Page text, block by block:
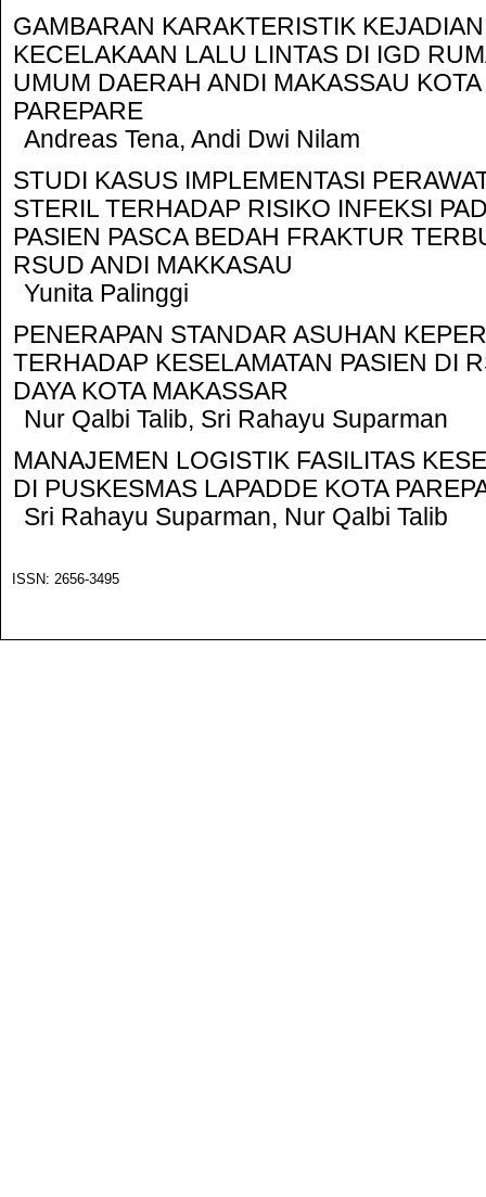
GAMBARAN KARAKTERISTIK KEJADIAN
KECELAKAAN LALU LINTAS DI IGD
UMUM DAERAH ANDI MAKASSAU KOTA
PAREPARE
Andreas Tena, Andi Dwi Nilam
STUDI KASUS IMPLEMENTASI
STERIL TERHADAP RISIKO INFEKSI
PASIEN PASCA BEDAH FRAKTUR
RSUD ANDI MAKKASAU
Yunita Palinggi
PENERAPAN STANDAR ASUHAN
TERHADAP KESELAMATAN PASIEN DI
DAYA KOTA MAKASSAR
Nur Qalbi Talib, Sri Rahayu Suparman
MANAJEMEN LOGISTIK FASILITAS
DI PUSKESMAS LAPADDE KOTA
Sri Rahayu Suparman, Nur Qalbi Talib
ISSN: 2656-3495